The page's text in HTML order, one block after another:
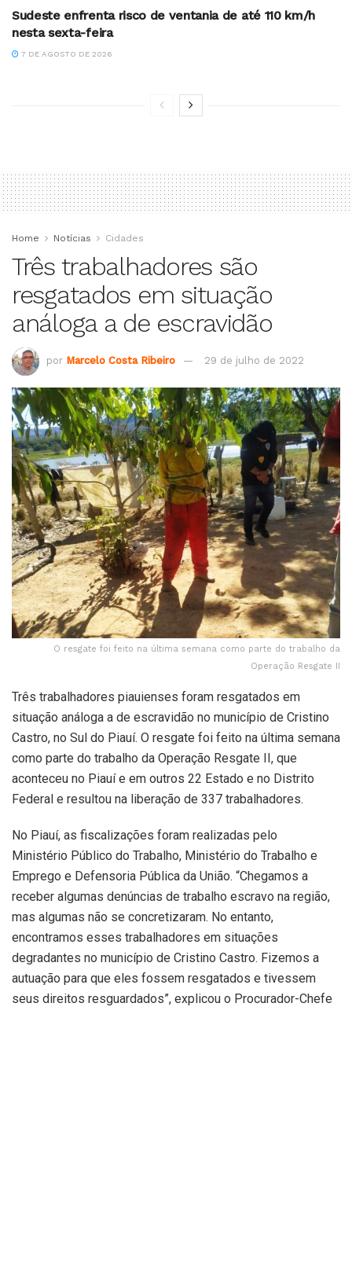
Sudeste enfrenta risco de ventania de até 110 km/h
nesta sexta-feira
7 DE AGOSTO DE 2026
Home Notícias Cidades
Três trabalhadores são
resgatados em situação
análoga a de escravidão
por Marcelo Costa Ribeiro 29 de julho de 2022
O resgate foi feito na última semana como parte do trabalho da
Operação Resgate II
Três trabalhadores piauienses foram resgatados em
situação análoga a de escravidão no município de Cristino
Castro, no Sul do Piauí. O resgate foi feito na última semana
como parte do trabalho da Operação Resgate II, que
aconteceu no Piauí e em outros 22 Estado e no Distrito
Federal e resultou na liberação de 337 trabalhadores.
No Piauí, as fiscalizações foram realizadas pelo
Ministério Público do Trabalho, Ministério do Trabalho e
Emprego e Defensoria Pública da União. “Chegamos a
receber algumas denúncias de trabalho escravo na região,
mas algumas não se concretizaram. No entanto,
encontramos esses trabalhadores em situações
degradantes no município de Cristino Castro. Fizemos a
autuação para que eles fossem resgatados e tivessem
seus direitos resguardados”, explicou o Procurador-Chefe